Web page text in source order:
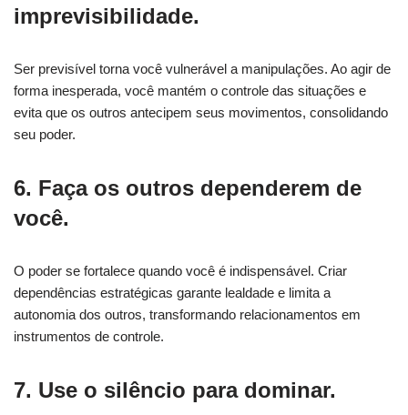
imprevisibilidade.
Ser previsível torna você vulnerável a manipulações. Ao agir de
forma inesperada, você mantém o controle das situações e
evita que os outros antecipem seus movimentos, consolidando
seu poder.
6. Faça os outros dependerem de
você.
O poder se fortalece quando você é indispensável. Criar
dependências estratégicas garante lealdade e limita a
autonomia dos outros, transformando relacionamentos em
instrumentos de controle.
7. Use o silêncio para dominar.